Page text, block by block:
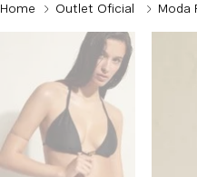
Outlet Oficial Moda